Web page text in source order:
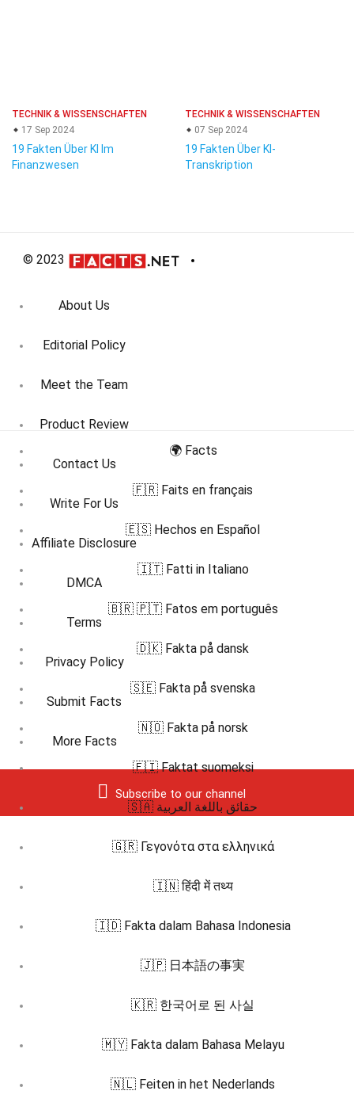
TECHNIK & WISSENSCHAFTEN
17 Sep 2024
19 Fakten Über KI Im
Finanzwesen
TECHNIK & WISSENSCHAFTEN
07 Sep 2024
19 Fakten Über KI-
Transkription
© 2023
About Us
Editorial Policy
Meet the Team
Product Review
Contact Us
Write For Us
Affiliate Disclosure
DMCA
Terms
Privacy Policy
Submit Facts
More Facts
Subscribe to our channel
🌍 Facts
🇫🇷 Faits en français
🇪🇸 Hechos en Español
🇮🇹 Fatti in Italiano
🇧🇷 🇵🇹 Fatos em português
🇩🇰 Fakta på dansk
🇸🇪 Fakta på svenska
🇳🇴 Fakta på norsk
🇫🇮 Faktat suomeksi
🇸🇦 حقائق باللغة العربية
🇬🇷 Γεγονότα στα ελληνικά
🇮🇳 हिंदी में तथ्य
🇮🇩 Fakta dalam Bahasa Indonesia
🇯🇵 日本語の事実
🇰🇷 한국어로 된 사실
🇲🇾 Fakta dalam Bahasa Melayu
🇳🇱 Feiten in het Nederlands